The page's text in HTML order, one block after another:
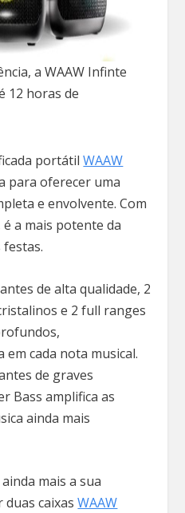
a WAAW Infinte
12 horas de
portátilWAAW
para oferecer uma
e envolvente. Com
é a mais potente da
festas.
de alta qualidade, 2
e 2 full ranges
cada nota musical.
de graves
Bass amplifica as
ainda mais
mais a sua
duas caixasWAAW